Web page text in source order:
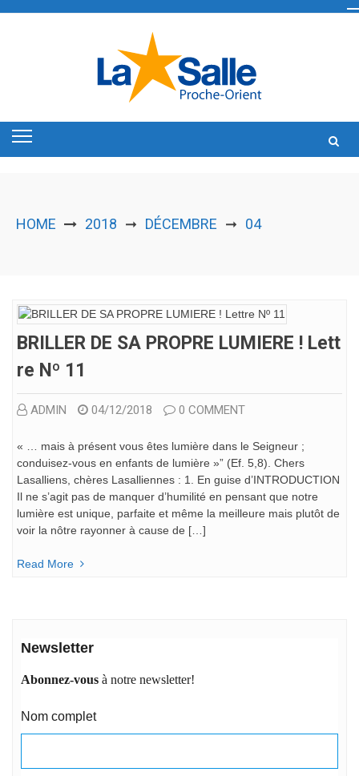
HOME 2018 ➞ DÉCEMBRE ➞ 04
BRILLER DE SA PROPRE LUMIERE ! Lett
Re Nº 11
ADMIN 04/12/2018 0 COMMENT
« … mais à présent vous êtes lumière dans le Seigneur ;
conduisez-vous en enfants de lumière »” (Ef. 5,8). Chers
Lasalliens, chères Lasalliennes : 1. En guise d’INTRODUCTION
Il ne s’agit pas de manquer d’humilité en pensant que notre
lumière est unique, parfaite et même la meilleure mais plutôt de
voir la nôtre rayonner à cause de […]
Read More
Newsletter
Abonnez-vous à notre newsletter!
Nom complet